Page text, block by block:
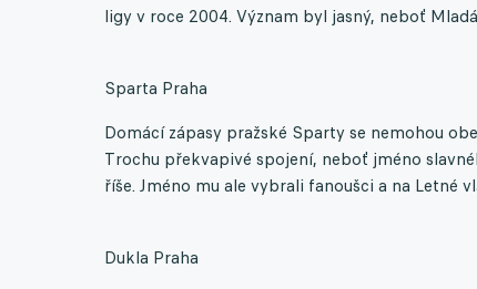
ligy v roce 2004. Význam byl jasný, neboť
Sparta Praha
Domácí zápasy pražské Sparty se nemohou
Trochu překvapivé spojení, neboť jméno
říše. Jméno mu ale vybrali fanoušci a na Letné
Dukla Praha